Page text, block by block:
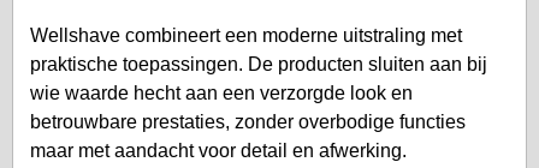
Wellshave combineert een moderne uitstraling met
praktische toepassingen. De producten sluiten aan bij
wie waarde hecht aan een verzorgde look en
betrouwbare prestaties, zonder overbodige functies
maar met aandacht voor detail en afwerking.